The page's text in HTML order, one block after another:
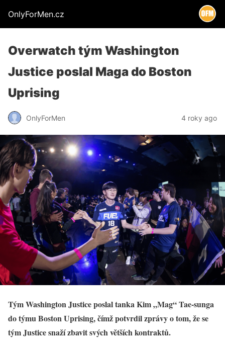
OnlyForMen.cz
Overwatch tým Washington
Justice poslal Maga do Boston
Uprising
OnlyForMen 4 roky ago
Tým Washington Justice poslal tanka Kim „Mag“ Tae-sunga
do týmu Boston Uprising, čímž potvrdil zprávy o tom, že se
tým Justice snaží zbavit svých větších kontraktů.